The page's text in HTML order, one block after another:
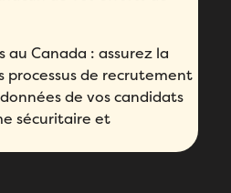
au Canada : assurez la
processus de recrutement
de vos candidats
sécuritaire et
pour réserver